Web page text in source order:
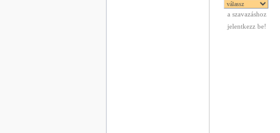
a szavazáshoz
jelentkezz be!